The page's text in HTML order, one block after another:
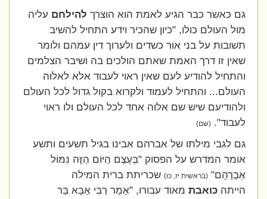
גם כאשר כבר הגיע לאמת הוא הוצרךלהילחםעליה
מול העולם כולו, "כיון שהכיר וידע התחיל להשיב
תשובות על בני אור כשדים ולערוך דין עמהם ולומר
שאין זו דרך האמת שאתם הולכים בה ושיבר הצלמים
והתחיל להודיע לעם שאין ראוי לעבוד אלא לאלוה
העולם... והתחיל לעמוד ולקרוא בקול גדול לכל העולם
ולהודיעם שיש שם אלוה אחד לכל העולם ולו ראוי
לעבוד".(שם)
גם לגבי מילתו של אברהם אבינו בגיל תשעים ותשע
אומר המדרש על הפסוק "בְּעֶצֶם הַיּוֹם הַזֶּה נִמּוֹל
אַבְרָהָם"(בראשית יז, כו) שכריתת ברית המילה
הייתהכואבתמאוד עבורו, "אָמַר רַבִּי אַבָּא בַּר